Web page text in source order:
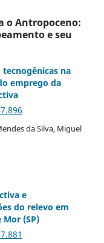
o Antropoceno:
e seu
na
emprego da
da Silva, Miguel
e
do relevo em
(SP)